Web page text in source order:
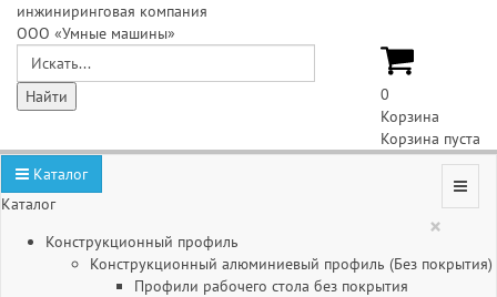
инжиниринговая компания
ООО «Умные машины»
0
Корзина
Корзина пуста
Каталог
Каталог
×
Конструкционный профиль
Конструкционный алюминиевый профиль (Без покрытия)
Профили рабочего стола без покрытия